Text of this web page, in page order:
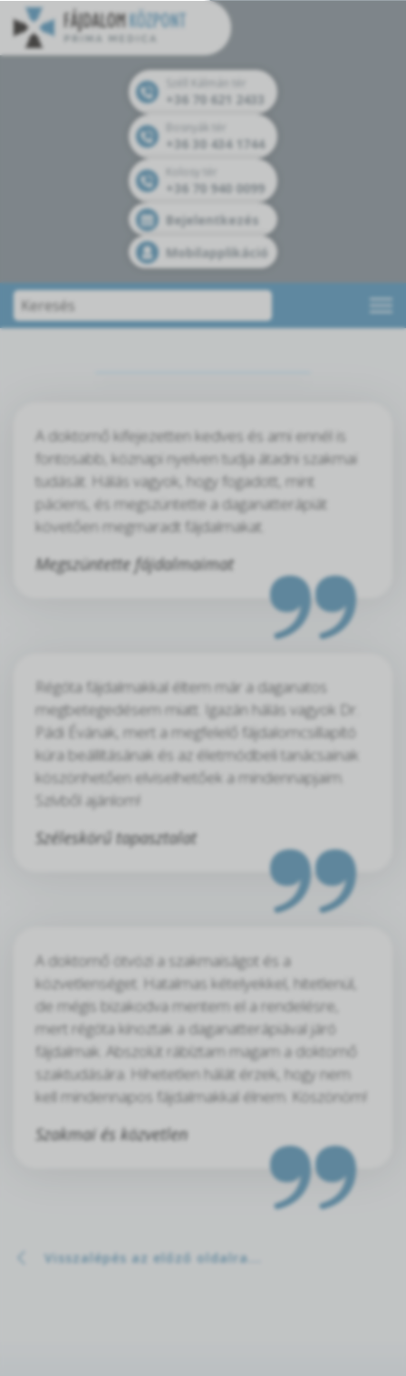
+36 70 621 2433
+36 30 434 1744
+36 70 940 0099
Bejelentkezés
Mobilapplikáció
A doktornő kifejezetten kedves és ami ennél is
fontosabb, köznapi nyelven tudja átadni szakmai
tudását. Hálás vagyok, hogy fogadott, mint
páciens, és megszüntette a daganatterápiát
követően megmaradt fájdalmakat.
Megszüntette fájdalmaimat
Régóta fájdalmakkal éltem már a daganatos
megbetegedésem miatt. Igazán hálás vagyok Dr.
Pádi Évának, mert a megfelelő fájdalomcsillapító
kúra beállításának és az életmódbeli tanácsainak
köszönhetően elviselhetőek a mindennapjaim.
Szívből ajánlom!
Széleskörű tapasztalat
A doktornő ötvözi a szakmaiságot és a
közvetlenséget. Hatalmas kételyekkel, hitetlenül,
de mégis bizakodva mentem el a rendelésre,
mert régóta kínoztak a daganatterápiával járó
fájdalmak. Abszolút rábíztam magam a doktornő
szaktudására. Hihetetlen hálát érzek, hogy nem
kell mindennapos fájdalmakkal élnem. Köszönöm!
Szakmai és közvetlen
Visszalépés az előző oldalra...